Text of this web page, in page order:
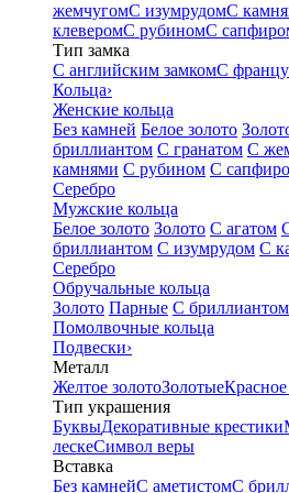
жемчугомС изумрудомС
клеверомС рубиномС
Тип замка
С английским замкомС
Кольца›
Женские кольца
Без камней Белое золото
бриллиантом С гранатом С
камнями С рубином С
Серебро
Мужские кольца
Белое золото Золото С агатом
бриллиантом С изумрудом С
Серебро
Обручальные кольца
Золото Парные С бриллиантом
Помолвочные кольца
Подвески›
Металл
Желтое золотоЗолотыеКрасное
Тип украшения
БуквыДекоративные крестики
лескеСимвол веры
Вставка
Без камнейС аметистомС